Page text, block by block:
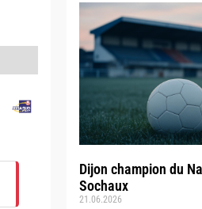
Dijon champion du
Sochaux
21.06.2026